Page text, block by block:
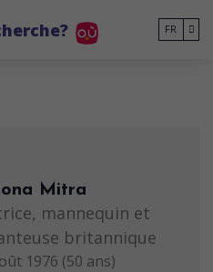
FR
Mitra
mannequin et
britannique
1976 (50 ans)